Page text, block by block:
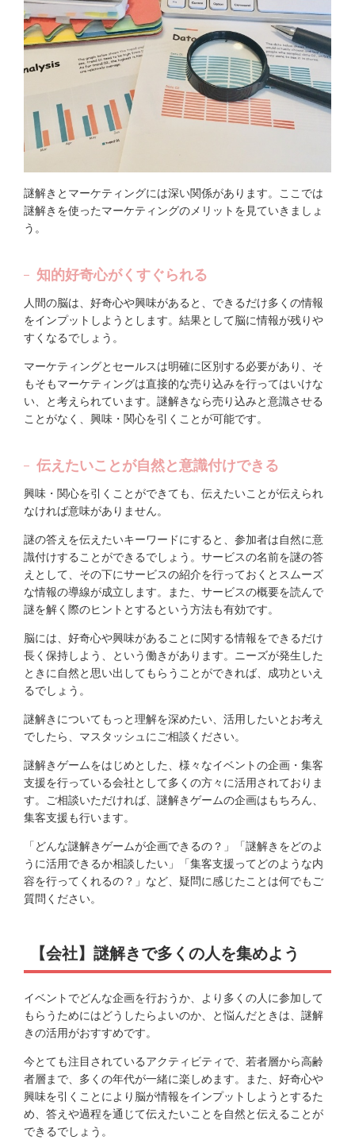
謎解きとマーケティングには深い関係があります。ここでは
謎解きを使ったマーケティングのメリットを見ていきましょ
う。
知的好奇心がくすぐられる
人間の脳は、好奇心や興味があると、できるだけ多くの情報
をインプットしようとします。結果として脳に情報が残りや
すくなるでしょう。
マーケティングとセールスは明確に区別する必要があり、そ
もそもマーケティングは直接的な売り込みを行ってはいけな
い、と考えられています。謎解きなら売り込みと意識させる
ことがなく、興味・関心を引くことが可能です。
伝えたいことが自然と意識付けできる
興味・関心を引くことができても、伝えたいことが伝えられ
なければ意味がありません。
謎の答えを伝えたいキーワードにすると、参加者は自然に意
識付けすることができるでしょう。サービスの名前を謎の答
えとして、その下にサービスの紹介を行っておくとスムーズ
な情報の導線が成立します。また、サービスの概要を読んで
謎を解く際のヒントとするという方法も有効です。
脳には、好奇心や興味があることに関する情報をできるだけ
長く保持しよう、という働きがあります。ニーズが発生した
ときに自然と思い出してもらうことができれば、成功といえ
るでしょう。
謎解きについてもっと理解を深めたい、活用したいとお考え
でしたら、マスタッシュにご相談ください。
謎解きゲームをはじめとした、様々なイベントの企画・集客
支援を行っている会社として多くの方々に活用されておりま
す。ご相談いただければ、謎解きゲームの企画はもちろん、
集客支援も行います。
「どんな謎解きゲームが企画できるの？」「謎解きをどのよ
うに活用できるか相談したい」「集客支援ってどのような内
容を行ってくれるの？」など、疑問に感じたことは何でもご
質問ください。
【会社】謎解きで多くの人を集めよう
イベントでどんな企画を行おうか、より多くの人に参加して
もらうためにはどうしたらよいのか、と悩んだときは、謎解
きの活用がおすすめです。
今とても注目されているアクティビティで、若者層から高齢
者層まで、多くの年代が一緒に楽しめます。また、好奇心や
興味を引くことにより脳が情報をインプットしようとするた
め、答えや過程を通じて伝えたいことを自然と伝えることが
できるでしょう。